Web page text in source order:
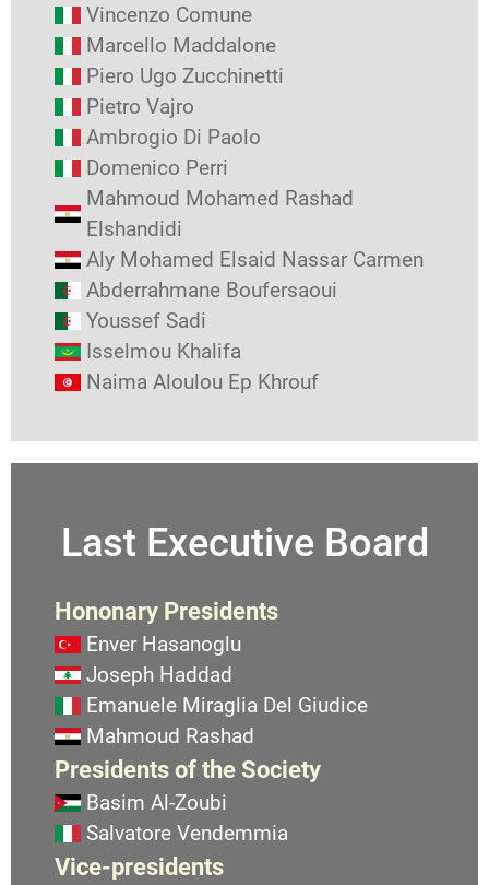
Vincenzo Comune
Marcello Maddalone
Piero Ugo Zucchinetti
Pietro Vajro
Ambrogio Di Paolo
Domenico Perri
Mahmoud Mohamed Rashad
Elshandidi
Aly Mohamed Elsaid Nassar Carmen
Abderrahmane Boufersaoui
Youssef Sadi
Isselmou Khalifa
Naima Aloulou Ep Khrouf
Last Executive Board
Hononary Presidents
Enver Hasanoglu
Joseph Haddad
Emanuele Miraglia Del Giudice
Mahmoud Rashad
Presidents of the Society
Basim Al-Zoubi
Salvatore Vendemmia
Vice-presidents